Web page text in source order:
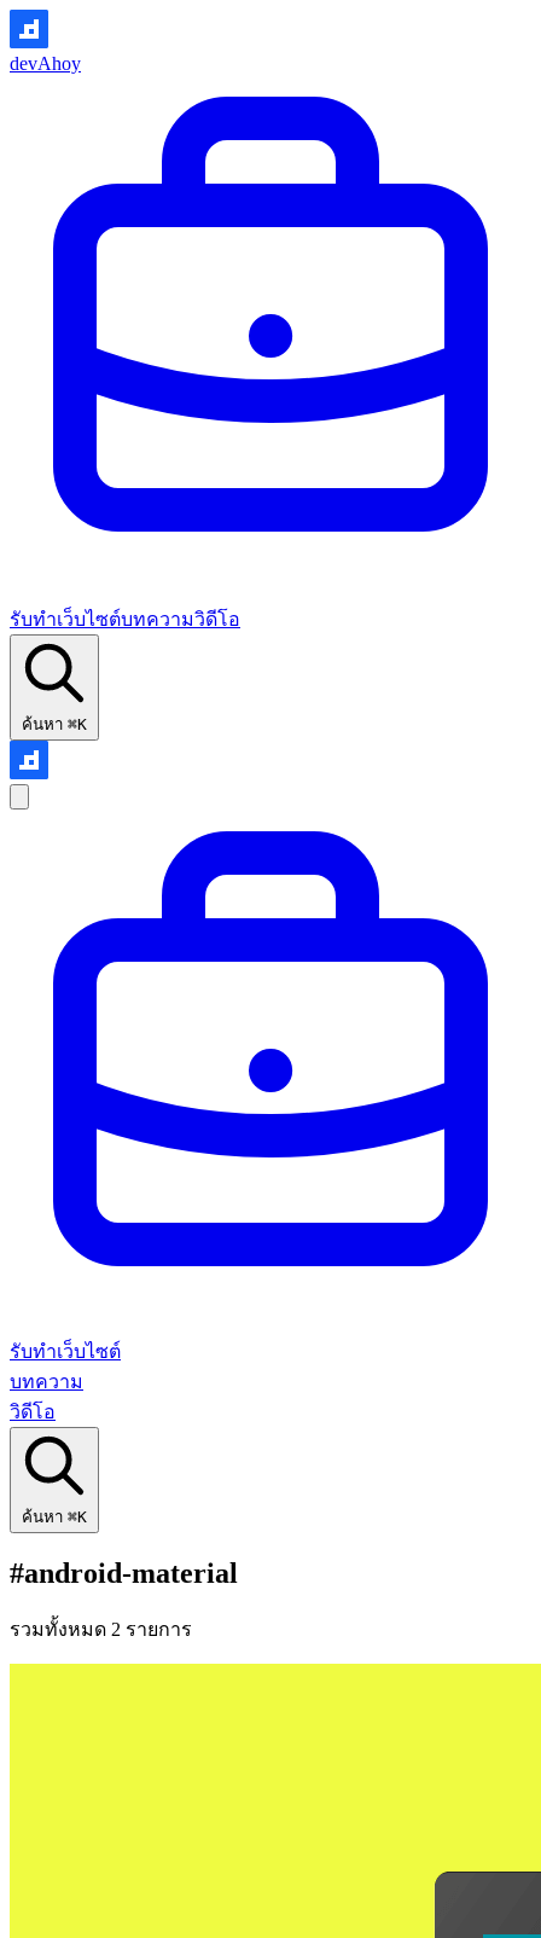
devAhoy
รับทำเว็บไซต์บทความวิดีโอ
ค้นหา ⌘K
รับทำเว็บไซต์
บทความ
วิดีโอ
ค้นหา ⌘K
#android-material
รวมทั้งหมด 2 รายการ